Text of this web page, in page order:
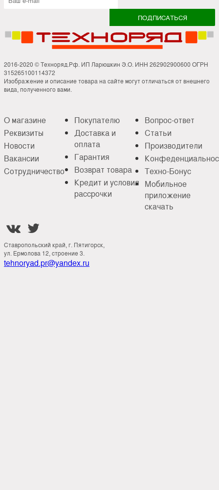
2016-2020 © Техноряд.Рф. ИП Ларюшкин Э.О. ИНН 262902900600 ОГРН
315265100114372
Изображение и описание товара на сайте могут отличаться от внешнего
вида, полученного вами.
О магазине
Реквизиты
Новости
Вакансии
Сотрудничество
Покупателю
Доставка и
оплата
Гарантия
Возврат товара
Кредит и условия
рассрочки
Вопрос-ответ
Статьи
Производители
Техно-Бонус
Мобильное
приложение
скачать
 
Ставропольский край, г. Пятигорск,
ул. Ермолова 12, строение 3.
tehnoryad.pr@yandex.ru